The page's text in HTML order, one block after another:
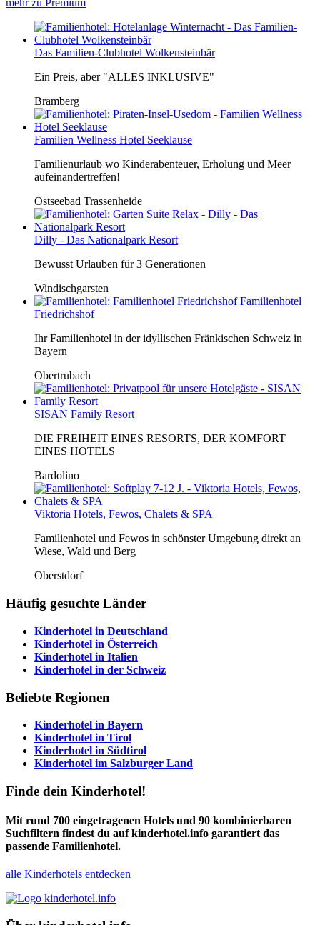
mehr zu Premium
Das Familien-Clubhotel Wolkensteinbär
Ein Preis, aber "ALLES INKLUSIVE"
Bramberg
Familien Wellness Hotel Seeklause
Familienurlaub wo Kinderabenteuer, Erholung und Meer
aufeinandertreffen!
Ostseebad Trassenheide
Dilly - Das Nationalpark Resort
Bewusst Urlauben für 3 Generationen
Windischgarsten
Familienhotel
Friedrichshof
Ihr Familienhotel in der idyllischen Fränkischen Schweiz in
Bayern
Obertrubach
SISAN Family Resort
DIE FREIHEIT EINES RESORTS, DER KOMFORT
EINES HOTELS
Bardolino
Viktoria Hotels, Fewos, Chalets & SPA
Familienhotel und Fewos in schönster Umgebung direkt an
Wiese, Wald und Berg
Oberstdorf
Häufig gesuchte Länder
Kinderhotel in Deutschland
Kinderhotel in Österreich
Kinderhotel in Italien
Kinderhotel in der Schweiz
Beliebte Regionen
Kinderhotel in Bayern
Kinderhotel in Tirol
Kinderhotel in Südtirol
Kinderhotel im Salzburger Land
Finde dein Kinderhotel!
Mit rund 700 eingetragenen Hotels und 90 kombinierbaren
Suchfiltern findest du auf kinderhotel.info garantiert das
passende Familienhotel.
alle Kinderhotels entdecken